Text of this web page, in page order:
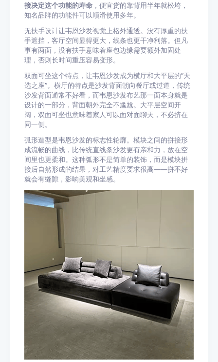
接决定这个功能的寿命 ，便宜货的靠背用半年就松垮，
知名品牌的功能件可以顺滑使用多年。
无扶手设计让韦恩沙发视觉上格外通透。没有厚重的扶
手遮挡，客厅空间显得更大，线条也更干净利落。但凡
事有两面，没有扶手意味着座包边缘需要额外加固处
理，否则长时间重压容易变形。
双面可坐这个特点，让韦恩沙发成为横厅和大平层的”天
选之座”。横厅的特点是沙发背面朝向餐厅或过道，传统
沙发背面通常不好看，而韦恩沙发布艺那一面本身就是
设计的一部分，背面朝外完全不尴尬。大平层空间开
阔，双面可坐也意味着家人可以面对面聊天，不必挤在
同一侧。
弧形造型是韦恩沙发的标志性轮廓。模块之间的拼接形
成流畅的曲线，比传统直线条沙发更有亲和力，放在空
间里也更柔和。这种弧形不是简单的装饰，而是模块拼
接后自然形成的结果，对工艺精度要求很高——拼不好
就会有缝隙，影响美观和坐感。